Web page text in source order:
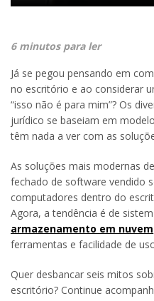
6 minutos para ler
Já se pegou pensando em
no escritório e ao considerar
“isso não é para mim”? Os
jurídico se baseiam em
têm nada a ver com as
As soluções mais modernas
fechado de software vendido
computadores dentro do
Agora, a tendência é de
armazenamento em nuvem
ferramentas e facilidade de
Quer desbancar seis mitos
escritório? Continue